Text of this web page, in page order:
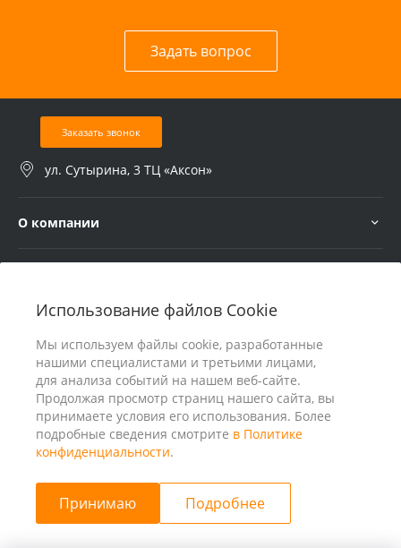
Использование файлов Cookie
Мы используем файлы cookie, разработанные
нашими специалистами и третьими лицами,
для анализа событий на нашем веб-сайте.
Продолжая просмотр страниц нашего сайта, вы
принимаете условия его использования. Более
подробные сведения смотрите в Политике
конфиденциальности.
Принимаю Подробнее
Задать вопрос
Заказать звонок
ул. Сутырина, 3 ТЦ «Аксон»
О компании